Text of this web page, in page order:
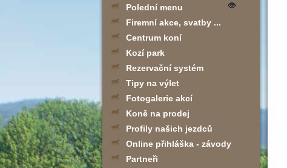
Polední menu
Firemní akce, svatby ...
Centrum koní
Kozí park
Rezervační systém
Tipy na výlet
Fotogalerie akcí
Koně na prodej
Profily našich jezdců
Online přihláška - závody
Partneři